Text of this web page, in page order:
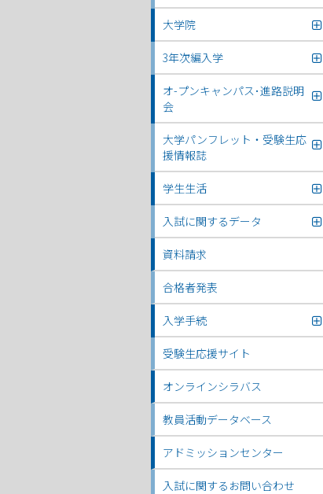
大学院
3年次編入学
オ-プンキャンパス･進路説明
会
大学パンフレット・受験生応
援情報誌
学生生活
入試に関するデータ
資料請求
合格者発表
入学手続
受験生応援サイト
オンラインシラバス
教員活動データベース
アドミッションセンター
入試に関するお問い合わせ